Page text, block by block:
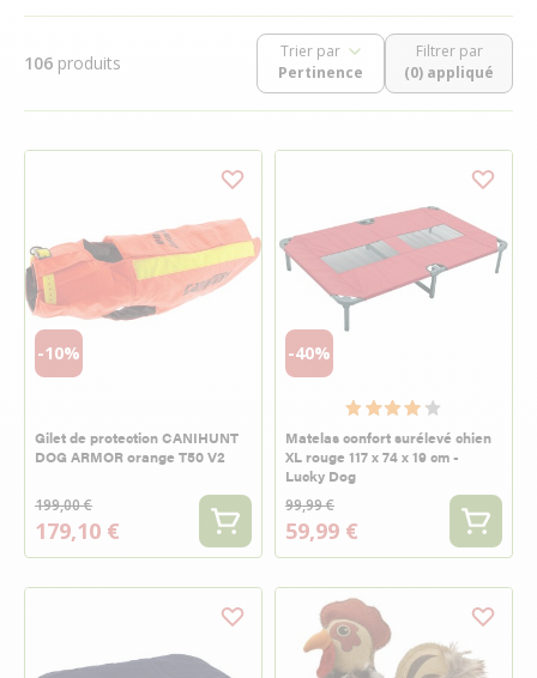
106 produits
Trier par
Filtrer par
(0) appliqué
-10%
Gilet de protection CANIHUNT
DOG ARMOR orange T50 V2
199,00 €
179,10 €
-40%
Matelas confort surélevé chien
XL rouge 117 x 74 x 19 cm -
Lucky Dog
99,99 €
59,99 €